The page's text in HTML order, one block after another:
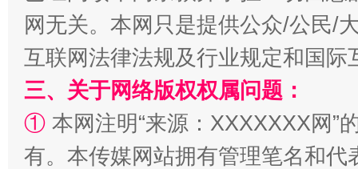
揭批美国五大"原罪" "炒
网无关。本网只是提供公众/公民/
互联网法律法规及行业规定和国
三、关于网络版权权属问题：
① 本网注明“来源：XXXXXXX网”
有。本传媒网站拥有管理笔名和